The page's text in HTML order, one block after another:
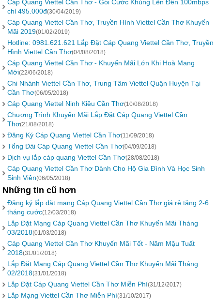
Cáp Quang Viettel Cần Thơ - Gói Cước Khủng Lên Đến 100mbps
chỉ 495.000đ(30/04/2019)
Cáp Quang Viettel Cần Thơ, Truyền Hình Viettel Cần Thơ Khuyến
Mãi 2019(01/02/2019)
Hotline: 0981.621.621 Lắp Đặt Cáp Quang Viettel Cần Thơ, Truyền
Hình Viettel Cần Thơ(04/08/2018)
Cáp Quang Viettel Cần Thơ - Khuyến Mãi Lớn Khi Hoà Mạng
Mới(22/06/2018)
Chi Nhánh Viettel Cần Thơ, Trung Tâm Viettel Quận Huyện Tại
Cần Thơ(06/05/2018)
Cáp Quang Viettel Ninh Kiều Cần Thơ(10/08/2018)
Chương Trình Khuyến Mãi Lắp Đặt Cáp Quang Viettel Cần
Thơ(21/08/2018)
Đăng Ký Cáp Quang Viettel Cần Thơ(11/09/2018)
Tổng Đài Cáp Quang Viettel Cần Thơ(04/09/2018)
Dịch vụ lắp cáp quang Viettel Cần Thơ(28/08/2018)
Cáp Quang Viettel Cần Thơ Dành Cho Hộ Gia Đình Và Học Sinh
Sinh Viên(06/05/2018)
Những tin cũ hơn
Đăng ký lắp đặt mạng Cáp Quang Viettel Cần Thơ giá rẻ tặng 2-6
tháng cước(12/03/2018)
Lắp Đặt Mạng Cáp Quang Viettel Cần Thơ Khuyến Mãi Tháng
03/2018(01/03/2018)
Cáp Quang Viettel Cần Thơ Khuyến Mãi Tết - Năm Mậu Tuất
2018(31/01/2018)
Lắp Đặt Mạng Cáp Quang Viettel Cần Thơ Khuyến Mãi Tháng
02/2018(31/01/2018)
Lắp Đặt Cáp Quang Viettel Cần Thơ Miễn Phí(31/12/2017)
Lắp Mạng Viettel Cần Thơ Miễn Phí(31/10/2017)